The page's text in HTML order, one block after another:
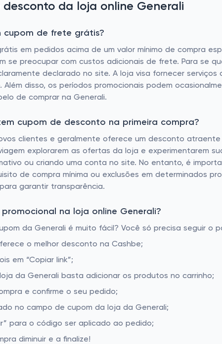
desconto da loja online Generali
cupom de frete grátis?
em pedidos acima de um valor mínimo de compra
se preocupar com custos adicionais de frete. Para se
declarado no site. A loja visa fornecer
Além disso, os períodos promocionais podem
de comprar na Generali.
cupom de desconto na primeira compra?
clientes e geralmente oferece um desconto
explorarem as ofertas da loja e experimentarem
ou criando uma conta no site. No entanto, é
de compra mínima ou exclusões em determinados
garantir transparência.
na loja online Generali?
da Generali é muito fácil? Você só precisa seguir o
o melhor desconto na Cashbe;
em “Copiar link”;
da Generali basta adicionar os produtos no carrinho;
e confirme o seu pedido;
no campo de cupom da loja da Generali;
para o código ser aplicado ao pedido;
diminuir e a finalize!